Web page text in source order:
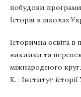
побудови програми
Історія в школах
Історична освіта в
виклики та
міжнародного
К. : Інститут